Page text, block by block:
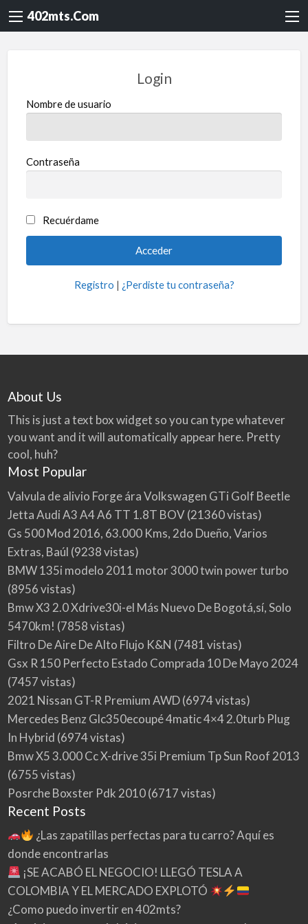
402mts.Com
Login
Nombre de usuario
Contraseña
Recuérdame
Registro | ¿Perdiste tu contraseña?
About Us
This is just a text box widget so you can type whatever
you want and it will automatically appear here. Pretty
cool, huh?
Most Popular
Valvula de alivio Forge ára Volkswagen GTi Golf Beetle
Jetta Audi A3 A4 A6 TT 1.8T BOV(21360 vistas)
Gs 500 Mod 2016, 63.000 Kms, 2do Dueño, Varios
Extras, Baúl (9238 vistas)
BMW 135i modelo 2011 motor 3000 twin power turbo
(8956 vistas)
Bmw X3 2.0 Xdrive30i-el Más Nuevo De Bogotá,sí, Solo
5470km! (7858 vistas)
Filtro De Aire De Alto Flujo K&N (7481 vistas)
Gsx R 150 Perfecto Estado Comprada 10 De Mayo 2024
(7457 vistas)
2021 Nissan GT-R Premium AWD(6974 vistas)
Mercedes Benz Glc350ecoupé 4matic 4×4 2.0turb Plug
In Hybrid (6974 vistas)
Bmw X5 3.000 Cc X-drive 35i Premium Tp Sun Roof 2013
(6755 vistas)
Posrche Boxster Pdk 2010(6717 vistas)
Recent Posts
¿Las zapatillas perfectas para tu carro? Aquí es
donde encontrarlas
¡SE ACABÓ EL NEGOCIO! LLEGÓ TESLA A
COLOMBIA Y EL MERCADO EXPLOTÓ
¿Como puedo invertir en 402mts?